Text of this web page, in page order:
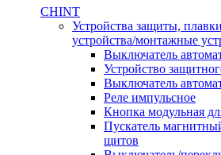
CHINT
Устройства защиты,
устройства/монтажные
Выключатель
Устройство
Выключатель
Реле импульсное
Кнопка модульная
Пускатель
щитов